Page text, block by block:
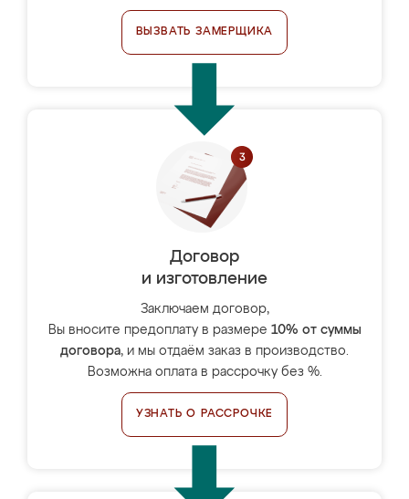
ВЫЗВАТЬ ЗАМЕРЩИКА
Договор
и изготовление
Заключаем договор,
Вы вносите предоплату в размере 10% от суммы
договора, и мы отдаём заказ в производство.
Возможна оплата в рассрочку без %.
УЗНАТЬ О РАССРОЧКЕ